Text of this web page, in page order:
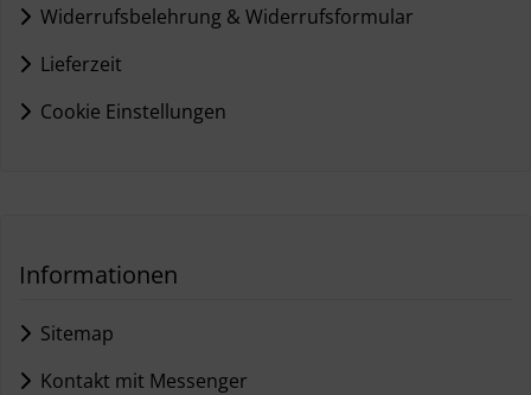
Widerrufsbelehrung & Widerrufsformular
Lieferzeit
Cookie Einstellungen
Informationen
Sitemap
Kontakt mit Messenger